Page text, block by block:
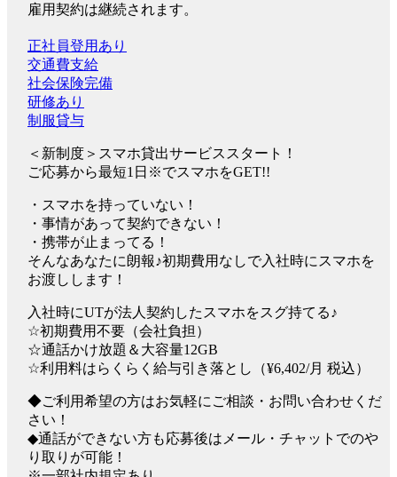
雇用契約は継続されます。
正社員登用あり
交通費支給
社会保険完備
研修あり
制服貸与
＜新制度＞スマホ貸出サービススタート！
ご応募から最短1日※でスマホをGET!!
・スマホを持っていない！
・事情があって契約できない！
・携帯が止まってる！
そんなあなたに朗報♪初期費用なしで入社時にスマホを
お渡しします！
入社時にUTが法人契約したスマホをスグ持てる♪
☆初期費用不要（会社負担）
☆通話かけ放題＆大容量12GB
☆利用料はらくらく給与引き落とし（¥6,402/月 税込）
◆ご利用希望の方はお気軽にご相談・お問い合わせくだ
さい！
◆通話ができない方も応募後はメール・チャットでのや
り取りが可能！